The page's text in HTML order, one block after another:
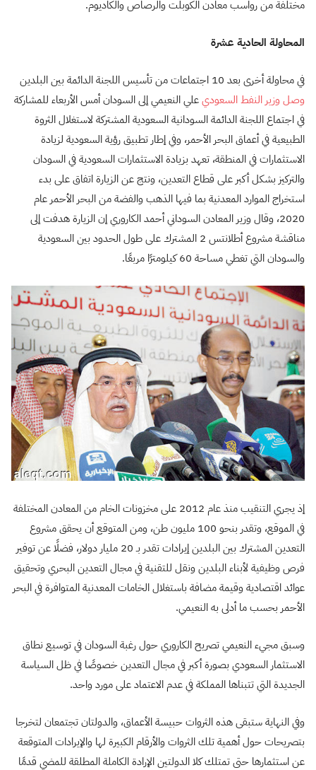
مختلفة من رواسب معادن الكوبلت والرصاص والكاديوم.
المحاولة الحادية عشرة
في محاولة أخرى بعد 10 اجتماعات من تأسيس اللجنة الدائمة بين البلدين
وصل وزير النفط السعوديعلي النعيمي إلى السودان أمس الأربعاء للمشاركة
في اجتماع اللجنة الدائمة السودانية السعودية المشتركة لاستغلال الثروة
الطبيعية في أعماق البحر الأحمر، وفي إطار تطبيق رؤية السعودية لزيادة
الاستثمارات في المنطقة، تعهد بزيادة الاستثمارات السعودية في السودان
والتركيز بشكل أكبر على قطاع التعدين، ونتج عن الزيارة اتفاق على بدء
استخراج الموارد المعدنية بما فيها الذهب والفضة من البحر الأحمر عام
2020، وقال وزير المعادن السوداني أحمد الكاروري إن الزيارة هدفت إلى
مناقشة مشروع أطلانتس 2 المشترك على طول الحدود بين السعودية
والسودان التي تغطي مساحة 60 كيلومترًا مربعًا.
إذ يجري التنقيب منذ عام 2012 على مخزونات الخام من المعادن المختلفة
في الموقع، وتقدر بنحو 100 مليون طن، ومن المتوقع أن يحقق مشروع
التعدين المشترك بين البلدين إيرادات تقدر بـ 20 مليار دولار، فضلًا عن توفير
فرص وظيفية لأبناء البلدين ونقل للتقنية في مجال التعدين البحري وتحقيق
عوائد اقتصادية وقيمة مضافة باستغلال الخامات المعدنية المتوافرة في البحر
الأحمر بحسب ما أدلى به النعيمي.
وسبق مجيء النعيمي تصريح الكاروري حول رغبة السودان في توسيع نطاق
الاستثمار السعودي بصورة أكبر في مجال التعدين خصوصًا في ظل السياسة
الجديدة التي تتبناها المملكة في عدم الاعتماد على مورد واحد.
وفي النهاية ستبقى هذه الثروات حبيسة الأعماق، والدولتان تجتمعان لتخرجا
بتصريحات حول أهمية تلك الثروات والأرقام الكبيرة لها والإيرادات المتوقعة
عن استثمارها حتى تمتلك كلا الدولتين الإرادة الكاملة المطلقة للمضي قدمًا